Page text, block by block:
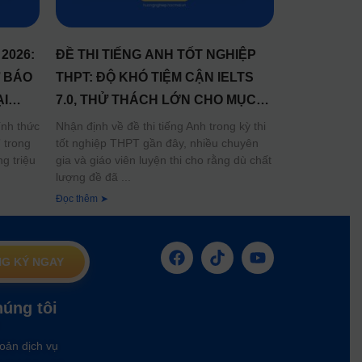
BÁO
thức
trong
triệu
ĐỀ THI TIẾNG ANH TỐT NGHIỆP
THPT: ĐỘ KHÓ TIỆM CẬN IELTS
7.0, THỬ THÁCH LỚN CHO MỤC
TIÊU ĐIỂM 9+
Nhận định về đề thi tiếng Anh trong kỳ thi
tốt nghiệp THPT gần đây, nhiều chuyên
gia và giáo viên luyện thi cho rằng dù chất
lượng đề đã
Đọc thêm ➤
KÝ NGAY
tôi
dịch vụ